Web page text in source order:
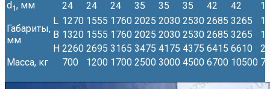
d1, мм 24 24 24 35 35 35 42 42
Габариты,
мм
L 1270 1555 1760 2025 2030 2530 2685 3265
B 1320 1555 1760 2025 2030 2530 2685 3265
H 2260 2695 3165 3475 4175 4375 6415 6610
Масса, кг
700 1200 1700 2500 3000 4500 6700 10500